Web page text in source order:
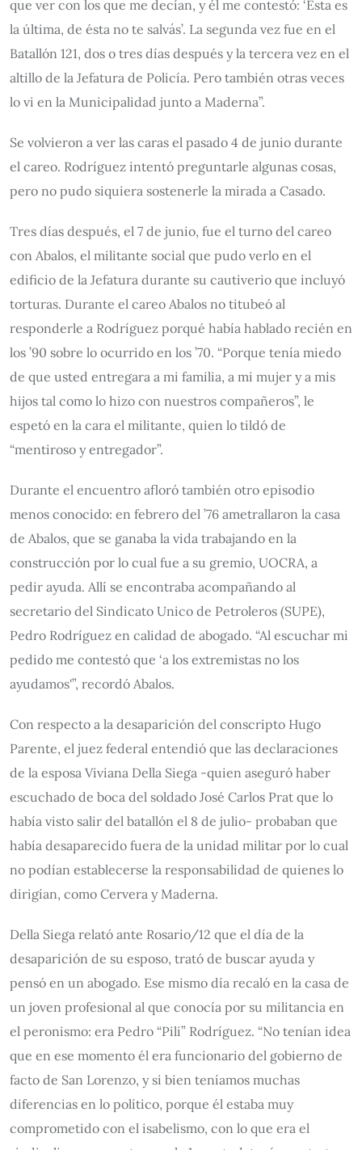
que ver con los que me decían, y él me contestó: ‘Esta es
la última, de ésta no te salvás’. La segunda vez fue en el
Batallón 121, dos o tres días después y la tercera vez en el
altillo de la Jefatura de Policía. Pero también otras veces
lo vi en la Municipalidad junto a Maderna”.
Se volvieron a ver las caras el pasado 4 de junio durante
el careo. Rodríguez intentó preguntarle algunas cosas,
pero no pudo siquiera sostenerle la mirada a Casado.
Tres días después, el 7 de junio, fue el turno del careo
con Abalos, el militante social que pudo verlo en el
edificio de la Jefatura durante su cautiverio que incluyó
torturas. Durante el careo Abalos no titubeó al
responderle a Rodríguez porqué había hablado recién en
los ’90 sobre lo ocurrido en los ’70. “Porque tenía miedo
de que usted entregara a mi familia, a mi mujer y a mis
hijos tal como lo hizo con nuestros compañeros”, le
espetó en la cara el militante, quien lo tildó de
“mentiroso y entregador”.
Durante el encuentro afloró también otro episodio
menos conocido: en febrero del ’76 ametrallaron la casa
de Abalos, que se ganaba la vida trabajando en la
construcción por lo cual fue a su gremio, UOCRA, a
pedir ayuda. Allí se encontraba acompañando al
secretario del Sindicato Unico de Petroleros (SUPE),
Pedro Rodríguez en calidad de abogado. “Al escuchar mi
pedido me contestó que ‘a los extremistas no los
ayudamos'”, recordó Abalos.
Con respecto a la desaparición del conscripto Hugo
Parente, el juez federal entendió que las declaraciones
de la esposa Viviana Della Siega -quien aseguró haber
escuchado de boca del soldado José Carlos Prat que lo
había visto salir del batallón el 8 de julio- probaban que
había desaparecido fuera de la unidad militar por lo cual
no podían establecerse la responsabilidad de quienes lo
dirigían, como Cervera y Maderna.
Della Siega relató ante Rosario/12 que el día de la
desaparición de su esposo, trató de buscar ayuda y
pensó en un abogado. Ese mismo día recaló en la casa de
un joven profesional al que conocía por su militancia en
el peronismo: era Pedro “Pili” Rodríguez. “No tenían idea
que en ese momento él era funcionario del gobierno de
facto de San Lorenzo, y si bien teníamos muchas
diferencias en lo político, porque él estaba muy
comprometido con el isabelismo, con lo que era el